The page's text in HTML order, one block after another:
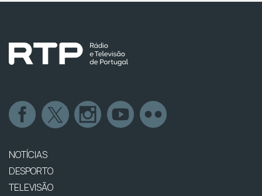
NOTÍCIAS
DESPORTO
TELEVISÃO